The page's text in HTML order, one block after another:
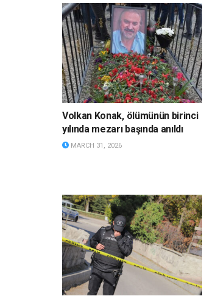
Volkan Konak, ölümünün birinci
yılında mezarı başında anıldı
MARCH 31, 2026